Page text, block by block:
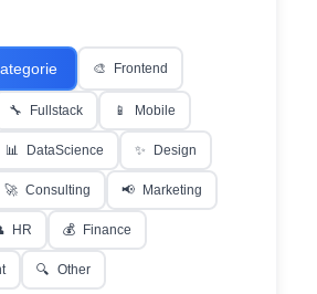
🎨 Frontend
🔧 Fullstack 📱 Mobile
📊 DataScience ✨ Design
🚀 Consulting 📢 Marketing
HR 💰 Finance
🔍 Other